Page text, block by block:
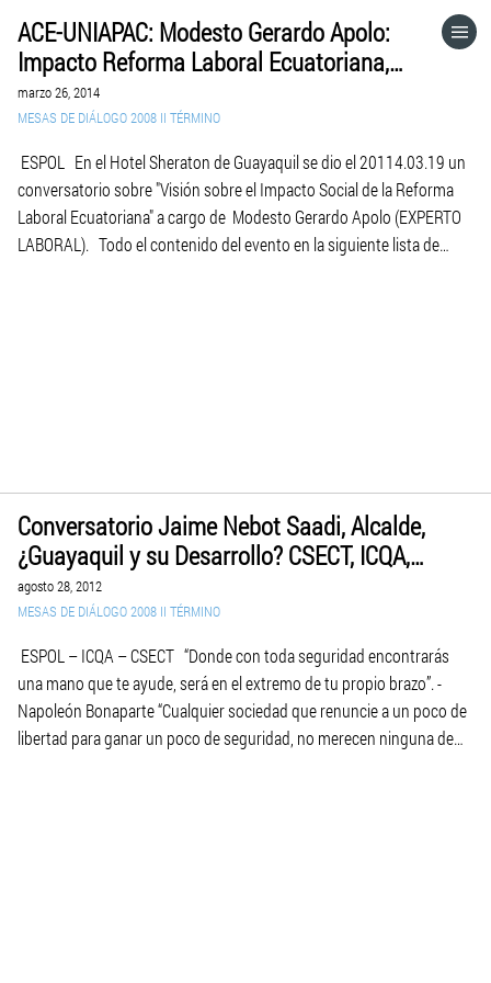
ACE-UNIAPAC: Modesto Gerardo Apolo:
Impacto Reforma Laboral Ecuatoriana,
2014.03.19.
marzo 26, 2014
MESAS DE DIÁLOGO 2008 II TÉRMINO
ESPOL En el Hotel Sheraton de Guayaquil se dio el 20114.03.19 un
conversatorio sobre "Visión sobre el Impacto Social de la Reforma
Laboral Ecuatoriana" a cargo de Modesto Gerardo Apolo (EXPERTO
LABORAL). Todo el contenido del evento en la siguiente lista de
Conversatorio Jaime Nebot Saadi, Alcalde,
¿Guayaquil y su Desarrollo? CSECT, ICQA,
ESPOL, 2012.08.27.
agosto 28, 2012
MESAS DE DIÁLOGO 2008 II TÉRMINO
ESPOL – ICQA – CSECT “Donde con toda seguridad encontrarás
una mano que te ayude, será en el extremo de tu propio brazo”. -
Napoleón Bonaparte “Cualquier sociedad que renuncie a un poco de
libertad para ganar un poco de seguridad, no merecen ninguna de
HOME
CATEGORÍAS
IR A
VISITA EL SITIO WEB